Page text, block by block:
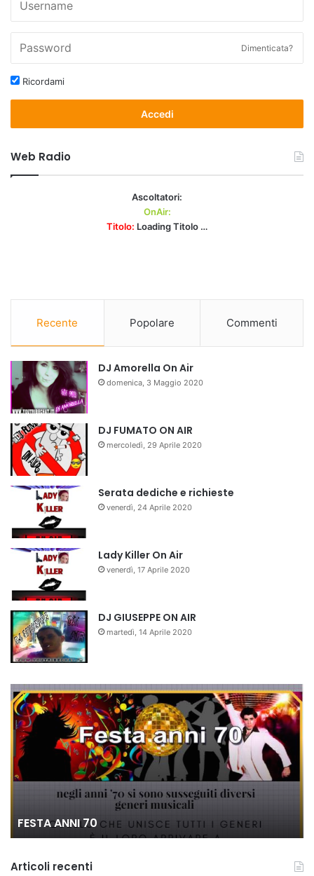
Dimenticata?
Ricordami
Accedi
Web Radio
Ascoltatori:
OnAir:
Titolo: Loading Titolo …
Recente Popolare Commenti
DJ Amorella On Air
domenica, 3 Maggio 2020
DJ FUMATO ON AIR
mercoledì, 29 Aprile 2020
Serata dediche e richieste
venerdì, 24 Aprile 2020
Lady Killer On Air
venerdì, 17 Aprile 2020
DJ GIUSEPPE ON AIR
martedì, 14 Aprile 2020
80 VOGLIA DI...
Articoli recenti